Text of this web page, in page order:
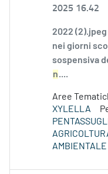
2025 16.42
2022
nei giorni
sospensiva
n....
Aree
XYLELLA
AMBIENTALE